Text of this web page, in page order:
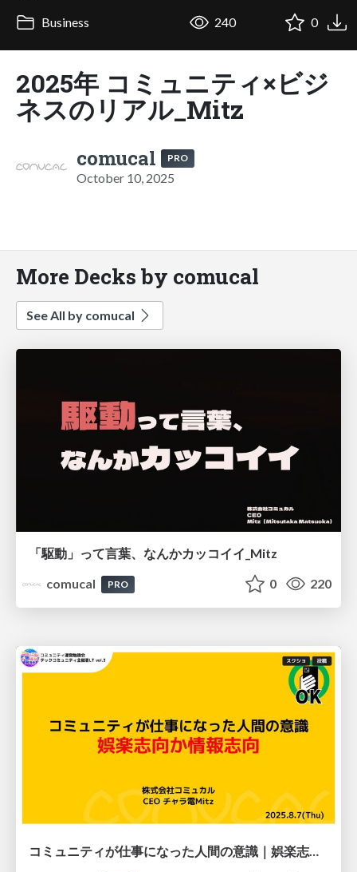
Business 240 0
2025年 コミュニティ×ビジ
ネスのリアル_Mitz
comucal PRO
October 10, 2025
More Decks by comucal
See All by comucal
「駆動」って言葉、なんかカッコイイ_Mitz
comucal
PRO 0 220